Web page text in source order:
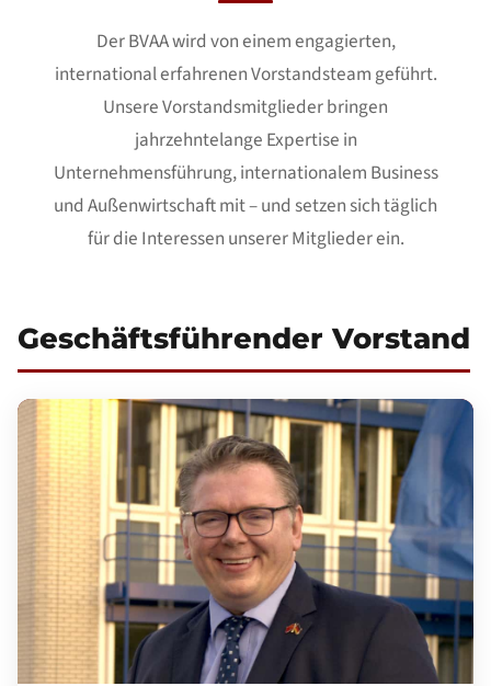
Der BVAA wird von einem engagierten,
international erfahrenen Vorstandsteam geführt.
Unsere Vorstandsmitglieder bringen
jahrzehntelange Expertise in
Unternehmensführung, internationalem Business
und Außenwirtschaft mit – und setzen sich täglich
für die Interessen unserer Mitglieder ein.
Geschäftsführender Vorstand